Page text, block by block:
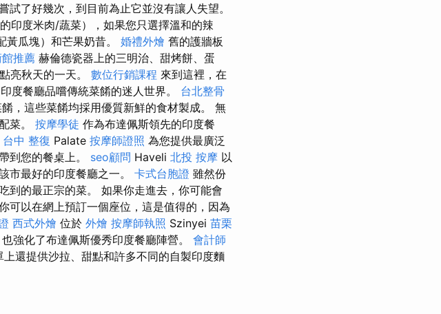
了好幾次，到目前為止它並沒有讓人失望。
印度米肉/蔬菜），如果您只選擇溫和的辣
瓜塊）和芒果奶昔。 婚禮外燴 舊的護牆板
推薦 赫倫德瓷器上的三明治、甜烤餅、蛋
亮秋天的一天。 數位行銷課程 來到這裡，在
印度餐廳品嚐傳統菜餚的迷人世界。 台北整骨
，這些菜餚均採用優質新鮮的食材製成。 無
菜。 按摩學徒 作為布達佩斯領先的印度餐
台中 整復 Palate 按摩師證照 為您提供最廣泛
到您的餐桌上。 seo顧問 Haveli 北投 按摩 以
市最好的印度餐廳之一。 卡式台胞證 雖然份
到的最正宗的菜。 如果你走進去，你可能會
可以在網上預訂一個座位，這是值得的，因為
西式外燴 位於 外燴 按摩師執照 Szinyei 苗栗
也強化了布達佩斯優秀印度餐廳陣營。 會計師
還提供沙拉、甜點和許多不同的自製印度麵